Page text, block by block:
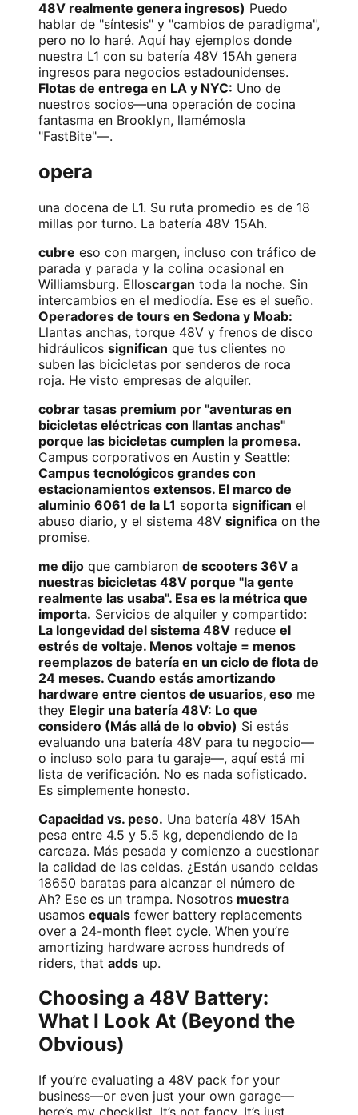
48V realmente genera ingresos) Puedo
hablar de "síntesis" y "cambios de paradigma",
pero no lo haré. Aquí hay ejemplos donde
nuestra L1 con su batería 48V 15Ah genera
ingresos para negocios estadounidenses.
Flotas de entrega en LA y NYC: Uno de
nuestros socios—una operación de cocina
fantasma en Brooklyn, llamémosla
"FastBite"—.
opera
una docena de L1. Su ruta promedio es de 18
millas por turno. La batería 48V 15Ah.
cubre eso con margen, incluso con tráfico de
parada y parada y la colina ocasional en
Williamsburg. Elloscargan toda la noche. Sin
intercambios en el mediodía. Ese es el sueño.
Operadores de tours en Sedona y Moab:
Llantas anchas, torque 48V y frenos de disco
hidráulicos significan que tus clientes no
suben las bicicletas por senderos de roca
roja. He visto empresas de alquiler.
cobrar tasas premium por "aventuras en
bicicletas eléctricas con llantas anchas"
porque las bicicletas cumplen la promesa.
Campus corporativos en Austin y Seattle:
Campus tecnológicos grandes con
estacionamientos extensos. El marco de
aluminio 6061 de la L1 soporta significan el
abuso diario, y el sistema 48V significa on the
promise.
me dijo que cambiaron de scooters 36V a
nuestras bicicletas 48V porque "la gente
realmente las usaba". Esa es la métrica que
importa. Servicios de alquiler y compartido:
La longevidad del sistema 48V reduce el
estrés de voltaje. Menos voltaje = menos
reemplazos de batería en un ciclo de flota de
24 meses. Cuando estás amortizando
hardware entre cientos de usuarios, eso me
they Elegir una batería 48V: Lo que
considero (Más allá de lo obvio) Si estás
evaluando una batería 48V para tu negocio—
o incluso solo para tu garaje—, aquí está mi
lista de verificación. No es nada sofisticado.
Es simplemente honesto.
Capacidad vs. peso. Una batería 48V 15Ah
pesa entre 4.5 y 5.5 kg, dependiendo de la
carcaza. Más pesada y comienzo a cuestionar
la calidad de las celdas. ¿Están usando celdas
18650 baratas para alcanzar el número de
Ah? Ese es un trampa. Nosotros muestra
usamos equals fewer battery replacements
over a 24-month fleet cycle. When you’re
amortizing hardware across hundreds of
riders, that adds up.
Choosing a 48V Battery:
What I Look At (Beyond the
Obvious)
If you’re evaluating a 48V pack for your
business—or even just your own garage—